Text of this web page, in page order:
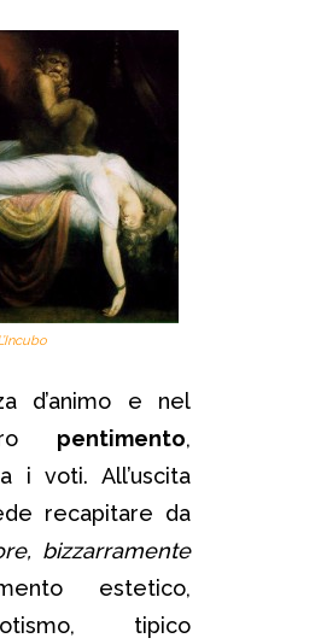
d’animo e nel
pentimento,
i voti. All’uscita
recapitare da
bizzarramente
estetico,
tipico